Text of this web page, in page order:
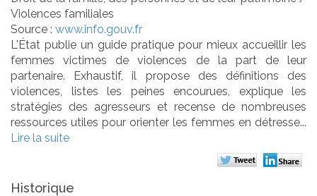
Violences familiales
Source : www.info.gouv.fr
L'État publie un guide pratique pour mieux accueillir les
femmes victimes de violences de la part de leur
partenaire. Exhaustif, il propose des définitions des
violences, listes les peines encourues, explique les
stratégies des agresseurs et recense de nombreuses
ressources utiles pour orienter les femmes en détresse...
Lire la suite
Historique